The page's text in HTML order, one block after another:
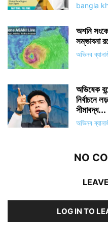
bangla
অশনি
সম্ভাবনা
অভিনব
অভিষেক
নির্বাচনে
সীমাবদ্ধ...
অভিনব
NO
LOG IN TO